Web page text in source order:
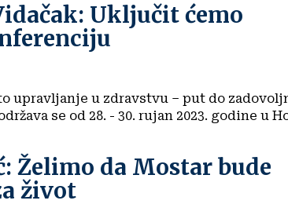
Uključit ćemo
upravljanje u zdravstvu – put do
se od 28. - 30. rujan 2023. godine u
Želimo da Mostar bude
život